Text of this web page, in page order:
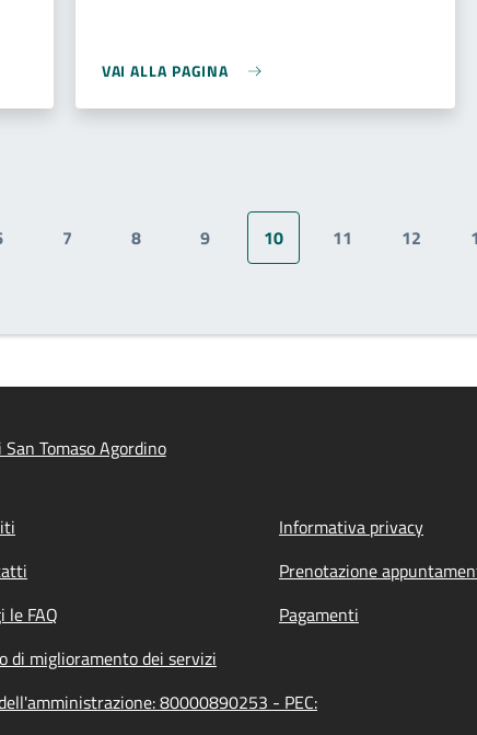
VAI ALLA PAGINA
Pagina
7
Pagina
8
Pagina
9
Pagina attuale
10
Pagina
11
Pagina
12
San Tomaso Agordino
Informativa privacy
Prenotazione
le FAQ Pagamenti
di miglioramento dei servizi
80000890253 - PEC: